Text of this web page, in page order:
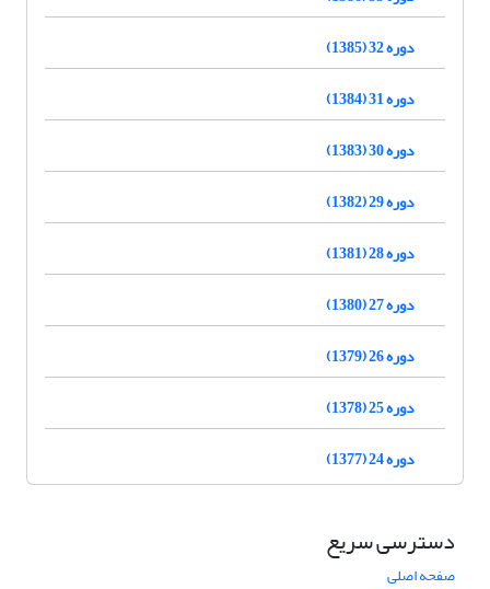
دوره 32 (1385)
دوره 31 (1384)
دوره 30 (1383)
دوره 29 (1382)
دوره 28 (1381)
دوره 27 (1380)
دوره 26 (1379)
دوره 25 (1378)
دوره 24 (1377)
دسترسی سریع
صفحه اصلی